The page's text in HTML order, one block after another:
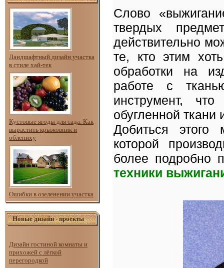
Ландшафтный дизайн участка
в стиле хай-тек
Кустовые ягоды для сада. Как
вырастить крыжовник и
облепиху
Ошибки в озеленении участка
Новые дизайн - проекты
Дизайн гостиной комнаты и
прихожей с лёгкой
перегородкой
Слово
твердых
действительно
те, кто этим
обработки на
работе с
инструмент,
обугленной
Добиться этого
которой
более подробно
техники